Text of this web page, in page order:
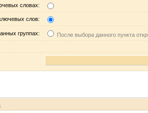
словах:
слов:
группах: После выбора данного пункта